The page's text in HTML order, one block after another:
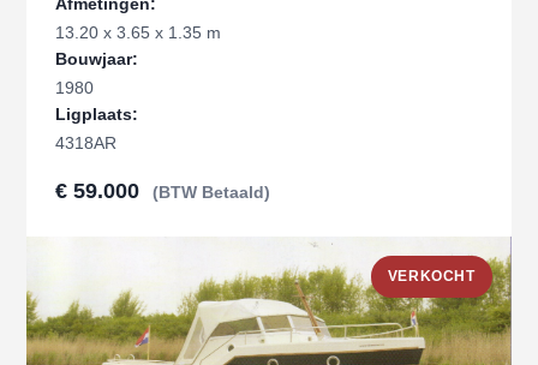
13.20 x 3.65 x 1.35 m
Bouwjaar:
1980
Ligplaats:
4318AR
€ 59.000 (BTW Betaald)
VERKOCHT